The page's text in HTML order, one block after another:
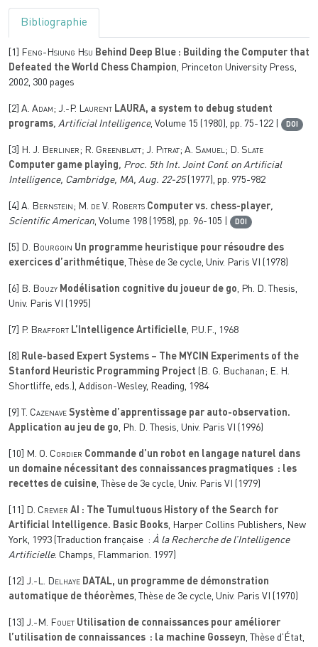
Bibliographie
[1] Feng-Hsiung Hsu Behind Deep Blue : Building the Computer that
Defeated the World Chess Champion, Princeton University Press,
2002, 300 pages
[2] A. Adam; J.-P. Laurent LAURA, a system to debug student
programs, Artificial Intelligence, Volume 15 (1980), pp. 75-122 | DOI
[3]
H. J. Berliner; R. Greenblatt; J. Pitrat; A. Samuel; D. Slate
Computer game playing, Proc. 5th Int. Joint Conf. on Artificial
Intelligence, Cambridge, MA, Aug. 22-25(1977), pp. 975-982
[4] A. Bernstein; M. de V. Roberts Computer vs. chess-player,
Scientific American, Volume 198 (1958), pp. 96-105 | DOI
[5] D. Bourgoin Un programme heuristique pour résoudre des
exercices d’arithmétique, Thèse de 3e cycle, Univ. Paris VI (1978)
[6] B. Bouzy Modélisation cognitive du joueur de go, Ph. D. Thesis,
Univ. Paris VI (1995)
[7] P. Braffort L’Intelligence Artificielle, P.U.F., 1968
[8]
Rule-based Expert Systems – The MYCIN Experiments of the
Stanford Heuristic Programming Project (B. G. Buchanan; E. H.
Shortliffe, eds.), Addison-Wesley, Reading, 1984
[9] T. Cazenave Système d’apprentissage par auto-observation.
Application au jeu de go, Ph. D. Thesis, Univ. Paris VI (1996)
[10] M. O. Cordier Commande d’un robot en langage naturel dans
un domaine nécessitant des connaissances pragmatiques : les
recettes de cuisine, Thèse de 3e cycle, Univ. Paris VI (1979)
[11] D. Crevier AI : The Tumultuous History of the Search for
Artificial Intelligence. Basic Books, Harper Collins Publishers, New
York, 1993 (Traduction française : À la Recherche de l’Intelligence
Artificielle. Champs, Flammarion. 1997)
[12] J.-L. Delhaye DATAL, un programme de démonstration
automatique de théorèmes, Thèse de 3e cycle, Univ. Paris VI (1970)
[13] J.-M. Fouet Utilisation de connaissances pour améliorer
l’utilisation de connaissances : la machine Gosseyn, Thèse d’État,